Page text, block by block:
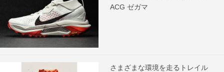
ACG ゼガマ
さまざまな環境を走るトレイル